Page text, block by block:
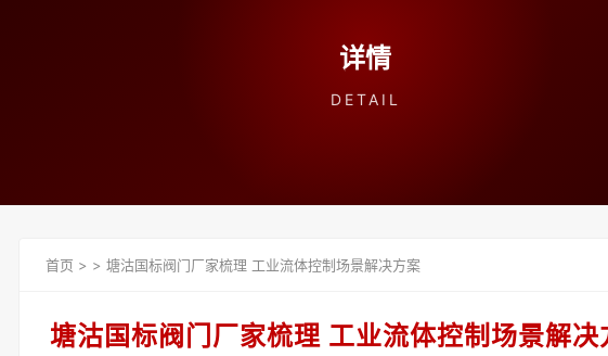
详情
DETAIL
首页 > > 塘沽国标阀门厂家梳理 工业流体控制场景解决方案
塘沽国标阀门厂家梳理 工业流体控制场景解决